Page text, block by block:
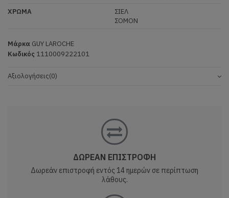
ΧΡΩΜΑ
ΣΙΕΛ
ΣΟΜΟΝ
Μάρκα GUY LAROCHE
Κωδικός 1110009222101
Αξιολογήσεις(0)
ΔΩΡΕΑΝ ΕΠΙΣΤΡΟΦΗ
Δωρεάν επιστροφή εντός 14 ημερών σε περίπτωση
λάθους.